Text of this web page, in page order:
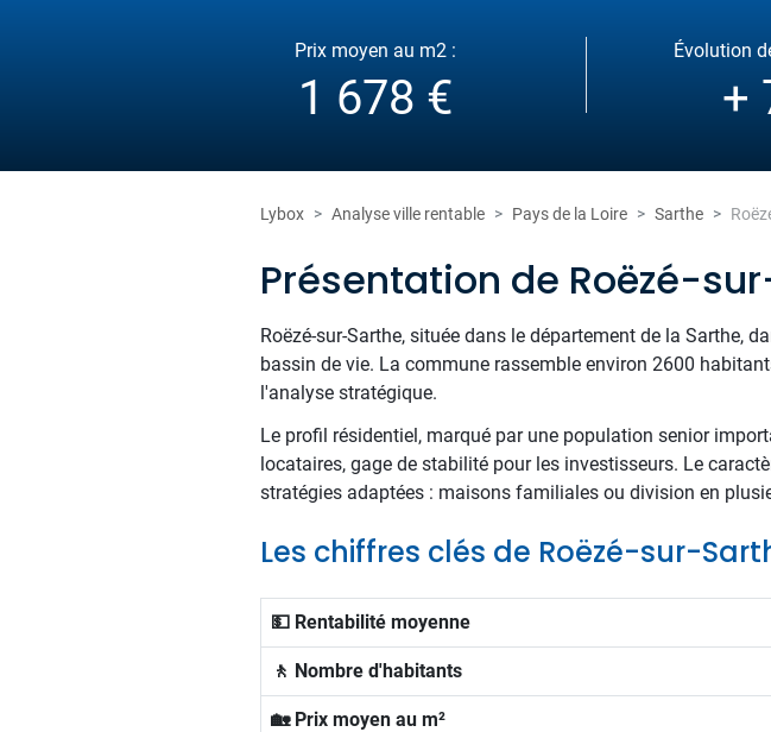
Prix moyen au m2 :
1 678 €
Évolution
+
Lybox Analyse ville rentable Pays de la Loire Sarthe
Présentation de Roëzé-
Roëzé-sur-Sarthe, située dans le département de la Sarthe,
bassin de vie. La commune rassemble environ 2600
l'analyse stratégique.
Le profil résidentiel, marqué par une population senior
locataires, gage de stabilité pour les investisseurs. Le
stratégies adaptées : maisons familiales ou division en
Les chiffres clés de Roëzé-sur-
💵 Rentabilité moyenne
🚶 Nombre d'habitants
🏡 Prix moyen au m²